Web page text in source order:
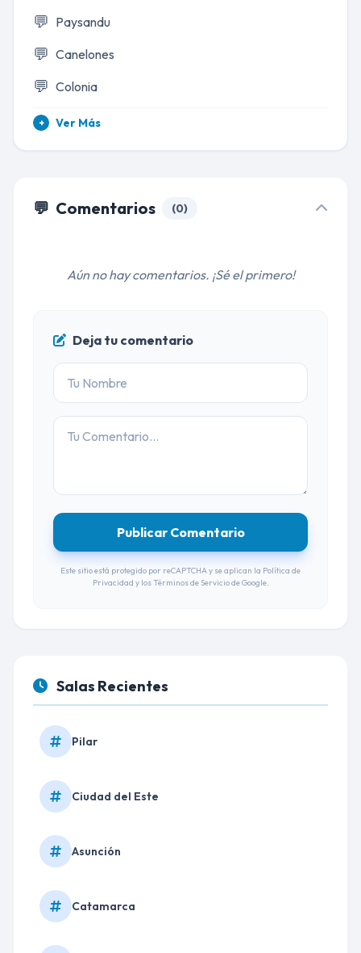
Salas Recientes
Pilar
Ciudad del Este
Asunción
Catamarca
💬 Paysandu
💬 Canelones
💬 Colonia
+ Ver Más
💬 Comentarios (0)
Aún no hay comentarios. ¡Sé el primero!
Deja tu comentario
Publicar Comentario
Este sitio está protegido por reCAPTCHA y se aplican la Política de
Privacidad y losTérminos de Serviciode Google.